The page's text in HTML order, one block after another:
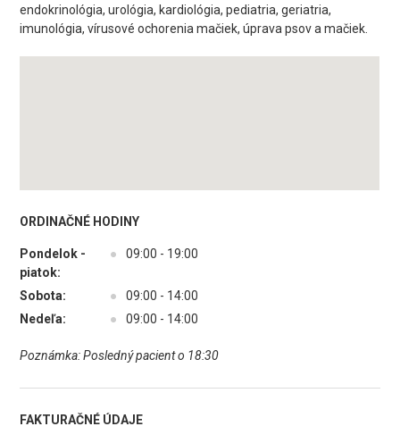
endokrinológia, urológia, kardiológia, pediatria, geriatria,
imunológia, vírusové ochorenia mačiek, úprava psov a mačiek.
ORDINAČNÉ HODINY
Pondelok -
piatok:
● 09:00 - 19:00
Sobota: ●
09:00 - 14:00
Nedeľa:
● 09:00 - 14:00
Poznámka: Posledný pacient o 18:30
FAKTURAČNÉ ÚDAJE